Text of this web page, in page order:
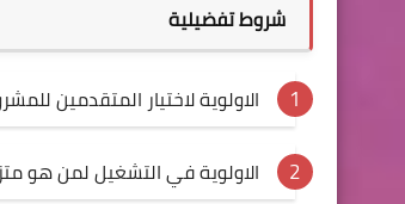
شروط تفضيلية
الاولوية لاختيار المتقدمين
الاولوية في التشغيل لمن هو